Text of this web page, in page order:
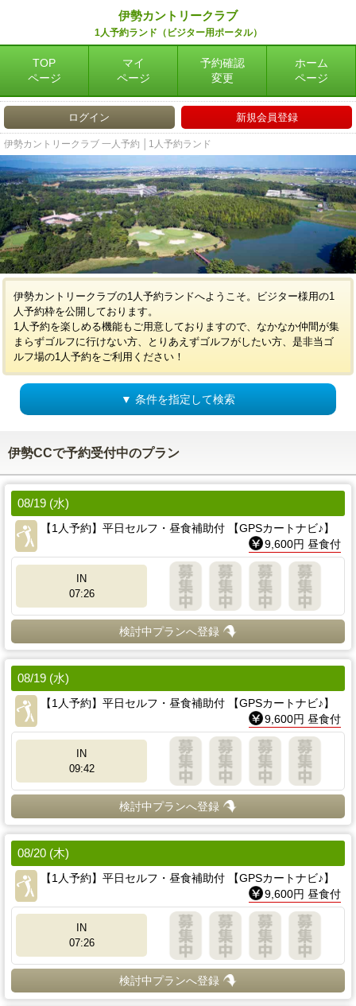
伊勢カントリークラブ
1人予約ランド（ビジター用ポータル）
TOP
ページ
マイ
ページ
予約確認
変更
ホーム
ページ
ログイン 新規会員登録
伊勢カントリークラブ 一人予約 │1人予約ランド
伊勢カントリークラブの1人予約ランドへようこそ。ビジター様用の1
人予約枠を公開しております。
1人予約を楽しめる機能もご用意しておりますので、なかなか仲間が集
まらずゴルフに行けない方、とりあえずゴルフがしたい方、是非当ゴ
ルフ場の1人予約をご利用ください！
▼ 条件を指定して検索
伊勢CCで予約受付中のプラン
08/19 (水)
【1人予約】平日セルフ・昼食補助付 【GPSカートナビ♪】
9,600円 昼食付
IN
07:26
検討中プランへ登録
08/19 (水)
【1人予約】平日セルフ・昼食補助付 【GPSカートナビ♪】
9,600円 昼食付
IN
09:42
検討中プランへ登録
08/20 (木)
【1人予約】平日セルフ・昼食補助付 【GPSカートナビ♪】
9,600円 昼食付
IN
07:26
検討中プランへ登録